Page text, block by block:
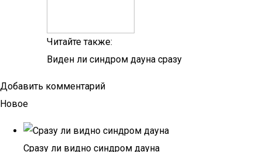
Читайте также:
Виден ли синдром дауна сразу
Добавить комментарий
Новое
Сразу ли видно синдром дауна